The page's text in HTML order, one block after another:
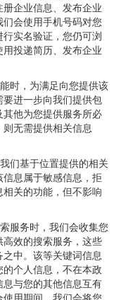
企业信息、发布企业
会使用手机号码对您
实名验证，您仍可浏
投递简历、发布企业
时，为满足向您提供该
进一步向我们提供包
他为您提供服务所必
无需提供相关信息
们基于位置提供的相关
息属于敏感信息，拒
关的功能，但不影响
服务时，我们会收集您
效的搜索服务，这些
中。该等关键词信息
个人信息，不在本政
与您的其他信息互有
用期间，我们会将您